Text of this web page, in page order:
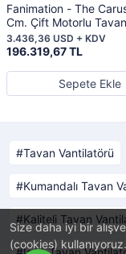
Size daha iyi bir
(cookies)
Fanimation - The
Cm. Çift Motorlu Tavan
Vantilatörü
196.319,67 TL
3.436,36 USD + KDV
Sepete Ekle
Tavan Vantilatörü
Kumandalı Tavan
Kaliteli Tavan